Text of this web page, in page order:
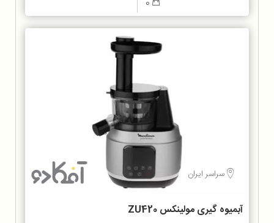
سراسر ایران
آبمیوه گیری مولینکس ZU420